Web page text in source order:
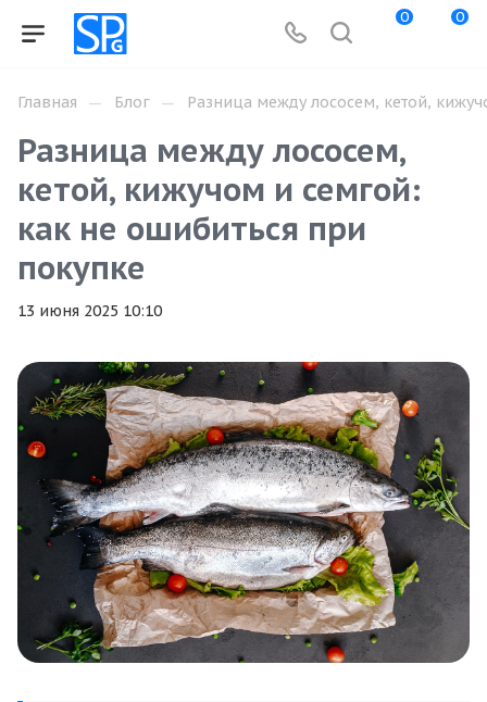
0 0
Главная — Блог — Разница между лососем, кетой,
Разница между лососем,
кетой, кижучом и семгой:
как не ошибиться при
покупке
13 июня 2025 10:10